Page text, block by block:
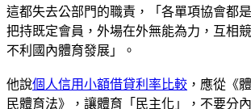
這都失去公部門的職責，「各單項協會都
把持既定會員，外場在外無能為力，互相
不利國內體育發展」。
他說個人信用小額借貸利率比較 ，應從《
民體育法》，讓體育「民主化」，不要分